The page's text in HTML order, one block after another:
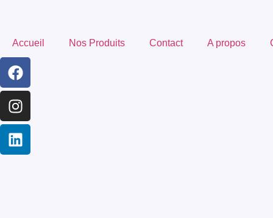
Accueil Nos Produits Contact A propos